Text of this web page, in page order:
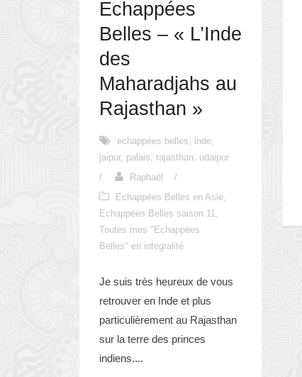
Echappées
Belles – « L’Inde
des
Maharadjahs au
Rajasthan »
echappées belles inde
jaipur, palais rajasthan udaipur
/
Raphaël
/
Echappées Belles en Asie
Echappées Belles saison 11
Toutes mes "Echappées
Belles" en integralité
Je suis très heureux de vous
retrouver en Inde et plus
particulièrement au Rajasthan
sur la terre des princes
indiens....